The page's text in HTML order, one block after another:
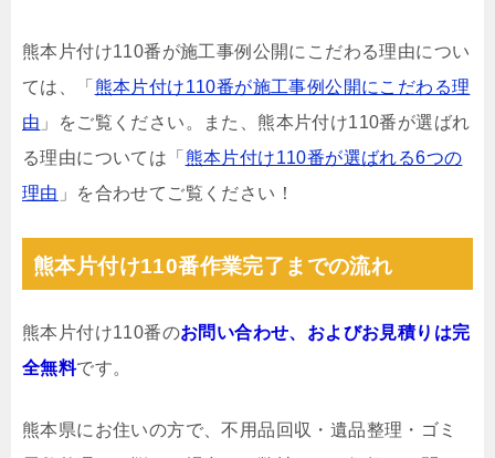
熊本片付け110番が施工事例公開にこだわる理由につい
ては、「 熊本片付け110番が施工事例公開にこだわる理
由 」をご覧ください。また、熊本片付け110番が選ばれ
る理由については「 熊本片付け110番が選ばれる6つの
理由 」を合わせてご覧ください！
熊本片付け110番作業完了までの流れ
熊本片付け110番のお問い合わせ、およびお見積りは完
全無料です。
熊本県にお住いの方で、不用品回収・遺品整理・ゴミ